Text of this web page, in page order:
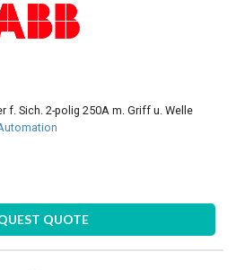
f. Sich. 2-polig 250A m. Griff u. Welle
QUOTE